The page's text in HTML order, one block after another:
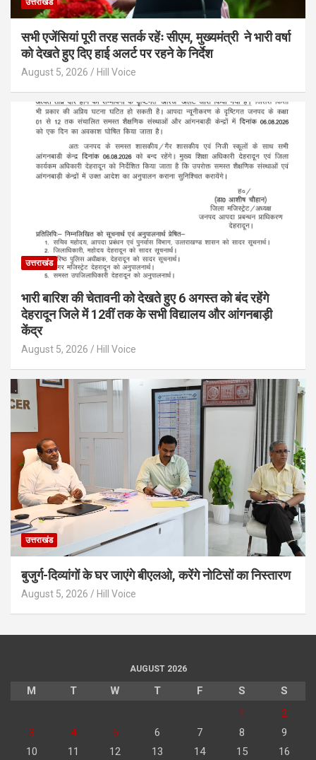
उत्तराखंड
सभी एजेंसियां पूरी तरह सतर्क रहेंः सीएम, मुख्यमंत्री ने भारी वर्षा
को देखते हुए दिए हाई अलर्ट पर रहने के निर्देश
August 5, 2026 Hill Voice
उत्तराखंड
भारी बारिश की चेतावनी को देखते हुए 6 अगस्त को बंद रहेंगे
देहरादून जिले में 12वीं तक के सभी विद्यालय और आंगनबाड़ी
केंद्र
August 5, 2026 Hill Voice
उत्तराखंड
बुजुर्ग-दिव्यांगों के घर जाएंगे बीएलओ, करेंगे नोटिसों का निस्तारण
August 5, 2026 Hill Voice
AUGUST 2026
M T W T F S
S
1
2
3
4 5 6 7 8
9
10
11 12 13 14 15 16